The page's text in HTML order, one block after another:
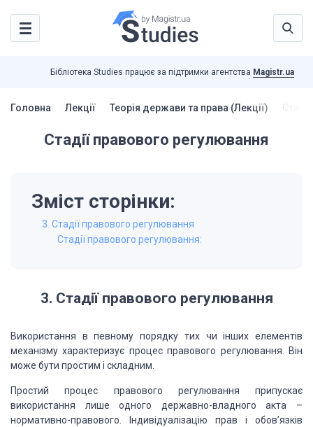
Бібліотека Studies працює за підтримки агентства Magistr.ua
Головна Лекції Теорія держави та права (Лекції)
Стадії правового регулювання
Зміст сторінки:
3. Стадії правового регулювання
Стадії правового регулювання:
3. Стадіїправового регулювання
Використання в певному порядку тих чи інших елементів
механізму характеризує процесправового регулювання. Він
може бути простим і складним.
Простий процес правового регулювання припускає
використання лише одного державно-владного акта –
нормативно-правового. Індивідуалізацію прав і обов’язків